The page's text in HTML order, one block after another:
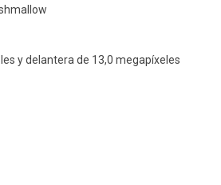
y delantera de 13,0 megapíxeles